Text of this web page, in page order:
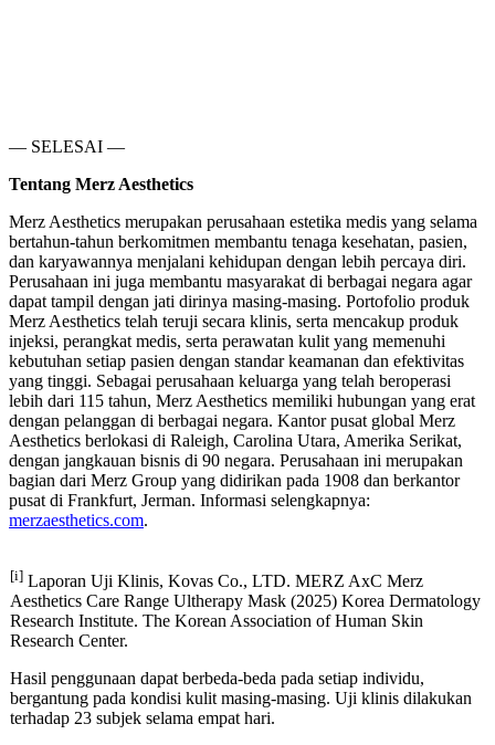
— SELESAI —
Tentang Merz Aesthetics
Merz Aesthetics merupakan perusahaan estetika medis yang selama
bertahun-tahun berkomitmen membantu tenaga kesehatan, pasien,
dan karyawannya menjalani kehidupan dengan lebih percaya diri.
Perusahaan ini juga membantu masyarakat di berbagai negara agar
dapat tampil dengan jati dirinya masing-masing. Portofolio produk
Merz Aesthetics telah teruji secara klinis, serta mencakup produk
injeksi, perangkat medis, serta perawatan kulit yang memenuhi
kebutuhan setiap pasien dengan standar keamanan dan efektivitas
yang tinggi. Sebagai perusahaan keluarga yang telah beroperasi
lebih dari 115 tahun, Merz Aesthetics memiliki hubungan yang erat
dengan pelanggan di berbagai negara. Kantor pusat global Merz
Aesthetics berlokasi di Raleigh, Carolina Utara, Amerika Serikat,
dengan jangkauan bisnis di 90 negara. Perusahaan ini merupakan
bagian dari Merz Group yang didirikan pada 1908 dan berkantor
pusat di Frankfurt, Jerman. Informasi selengkapnya:
merzaesthetics.com.
[i] Laporan Uji Klinis, Kovas Co., LTD. MERZ AxC Merz
Aesthetics Care Range Ultherapy Mask (2025) Korea Dermatology
Research Institute. The Korean Association of Human Skin
Research Center.
Hasil penggunaan dapat berbeda-beda pada setiap individu,
bergantung pada kondisi kulit masing-masing. Uji klinis dilakukan
terhadap 23 subjek selama empat hari.